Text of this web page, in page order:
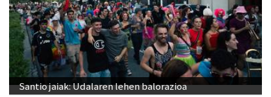
Santio jaiak: Udalaren lehen balorazioa